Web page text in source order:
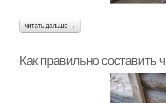
читать дальше →
Как правильно составить